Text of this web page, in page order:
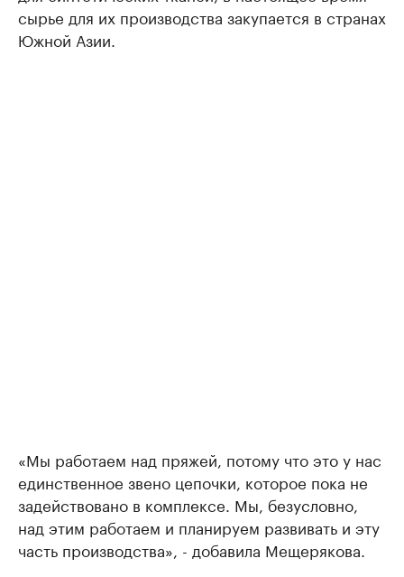
сырье для их производства закупается в странах
Южной Азии.
«Мы работаем над пряжей, потому что это у нас
единственное звено цепочки, которое пока не
задействовано в комплексе. Мы, безусловно,
над этим работаем и планируем развивать и эту
часть производства», - добавила Мещерякова.